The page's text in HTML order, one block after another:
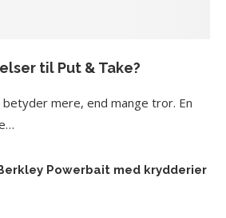
til Put & Take?
mere, end mange tror. En
Powerbait med krydderier